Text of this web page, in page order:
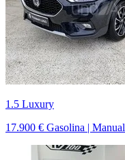
1.5 Luxury
17.900 € Gasolina | Manual